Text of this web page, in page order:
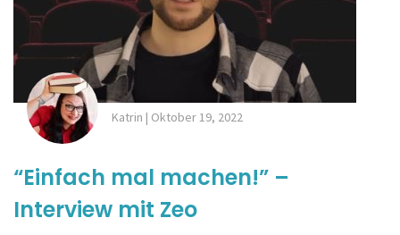
Katrin | Oktober 19, 2022
“Einfach mal machen!” –
Interview mit Zeo